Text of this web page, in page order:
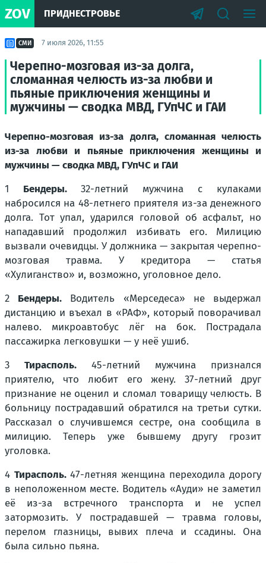
ZOV ПРИДНЕСТРОВЬЕ
СМИ 7 июля 2026, 11:55
Черепно-мозговая из-за долга,
сломанная челюсть из-за любви и
пьяные приключения женщины и
мужчины — сводка МВД, ГУпЧС и ГАИ
Черепно-мозговая из-за долга, сломанная челюсть
из-за любви и пьяные приключения женщины и
мужчины — сводка МВД, ГУпЧС и ГАИ
1 Бендеры. 32-летний мужчина с кулаками
набросился на 48-летнего приятеля из-за денежного
долга. Тот упал, ударился головой об асфальт, но
нападавший продолжил избивать его. Милицию
вызвали очевидцы. У должника — закрытая черепно-
мозговая травма. У кредитора — статья
«Хулиганство» и, возможно, уголовное дело.
2 Бендеры. Водитель «Мерседеса» не выдержал
дистанцию и въехал в «РАФ», который поворачивал
налево. микроавтобус лёг на бок. Пострадала
пассажирка легковушки — у неё ушиб.
3Тирасполь. 45-летний мужчина признался
приятелю, что любит его жену. 37-летний друг
признание не оценил и сломал товарищу челюсть. В
больницу пострадавший обратился на третьи сутки.
Рассказал о случившемся сестре, она сообщила в
милицию. Теперь уже бывшему другу грозит
уголовка.
4 Тирасполь. 47-летняя женщина переходила дорогу
в неположенном месте. Водитель «Ауди» не заметил
её из-за встречного транспорта и не успел
затормозить. У пострадавшей — травма головы,
перелом глазницы, вывих плеча и ссадины. Она
была сильно пьяна.